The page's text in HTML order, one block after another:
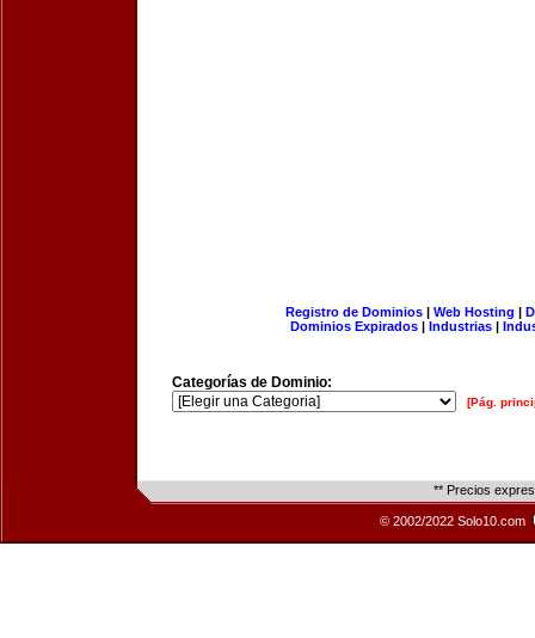
Registro de Dominios| Web Hosting |
Dominios Expirados | Industrias |
Categorías de Dominio:
[Pág.
** Precios
© 2002/2022 Solo10.com